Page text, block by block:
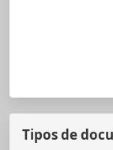
Tipos de